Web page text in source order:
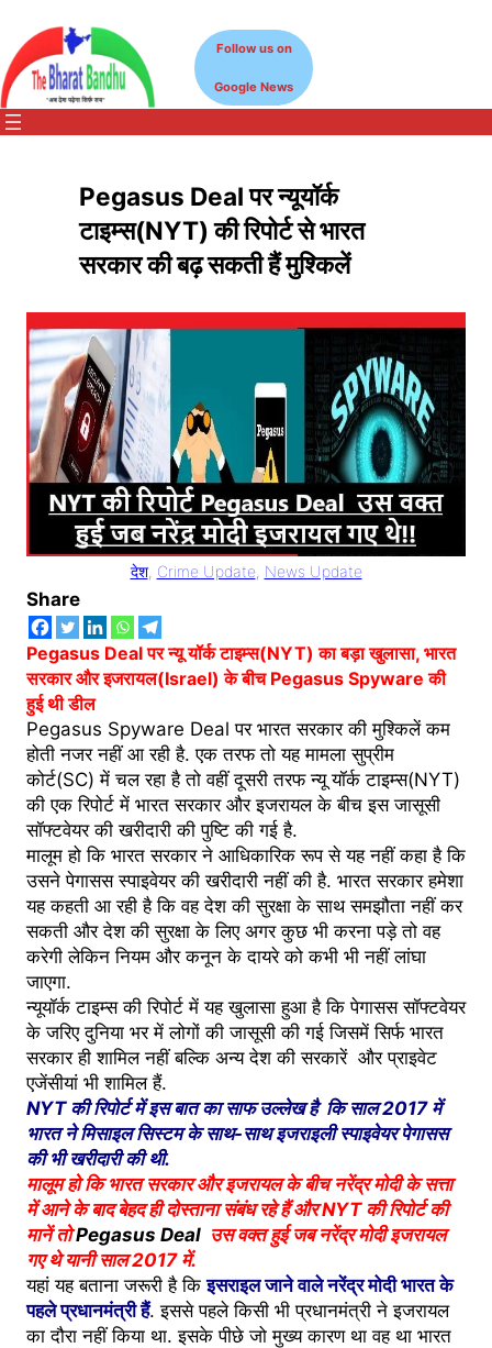
content
Follow us on
Google News
Pegasus Deal पर न्यूयॉर्क
टाइम्स(NYT) की रिपोर्ट से भारत
सरकार की बढ़ सकती हैं मुश्किलें
देश, Crime Update, News Update
Share
Pegasus Deal पर न्यू यॉर्क टाइम्स(NYT) का बड़ा खुलासा, भारत
सरकार और इजरायल(Israel) के बीच Pegasus Spyware की
हुई थी डील
Pegasus Spyware Deal पर भारत सरकार की मुश्किलें कम
होती नजर नहीं आ रही है. एक तरफ तो यह मामला सुप्रीम
कोर्ट(SC) में चल रहा है तो वहीं दूसरी तरफ न्यू यॉर्क टाइम्स(NYT)
की एक रिपोर्ट में भारत सरकार और इजरायल के बीच इस जासूसी
सॉफ्टवेयर की खरीदारी की पुष्टि की गई है.
मालूम हो कि भारत सरकार ने आधिकारिक रूप से यह नहीं कहा है कि
उसने पेगासस स्पाइवेयर की खरीदारी नहीं की है. भारत सरकार हमेशा
यह कहती आ रही है कि वह देश की सुरक्षा के साथ समझौता नहीं कर
सकती और देश की सुरक्षा के लिए अगर कुछ भी करना पड़े तो वह
करेगी लेकिन नियम और कनून के दायरे को कभी भी नहीं लांघा
जाएगा.
न्यूयॉर्क टाइम्स की रिपोर्ट में यह खुलासा हुआ है कि पेगासस सॉफ्टवेयर
के जरिए दुनिया भर में लोगों की जासूसी की गई जिसमें सिर्फ भारत
सरकार ही शामिल नहीं बल्कि अन्य देश की सरकारें और प्राइवेट
एजेंसीयां भी शामिल हैं.
NYT की रिपोर्ट में इस बात का साफ उल्लेख है कि साल 2017 में
भारत ने मिसाइल सिस्टम के साथ-साथ इजराइली स्पाइवेयर पेगासस
की भी खरीदारी की थी.
मालूम हो कि भारत सरकार और इजरायल के बीच नरेंद्र मोदी के सत्ता
में आने के बाद बेहद ही दोस्ताना संबंध रहे हैं और NYT की रिपोर्ट की
मानें तोPegasus Deal उस वक्त हुई जब नरेंद्र मोदी इजरायल
गए थे यानी साल 2017 में.
यहां यह बताना जरूरी है किइसराइल जाने वाले नरेंद्र मोदी भारत के
पहले प्रधानमंत्री हैं. इससे पहले किसी भी प्रधानमंत्री ने इजरायल
का दौरा नहीं किया था. इसके पीछे जो मुख्य कारण था वह था भारत